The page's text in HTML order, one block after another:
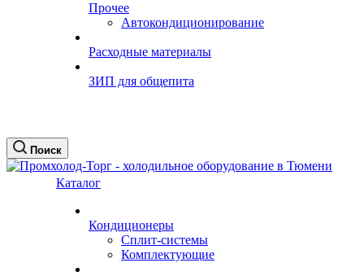
Прочее
Автокондиционирование
Расходные материалы
ЗИП для общепита
Поиск
Каталог
Кондиционеры
Сплит-системы
Комплектующие